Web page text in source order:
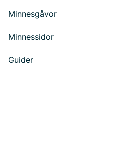
Minnesgåvor
Minnessidor
Guider